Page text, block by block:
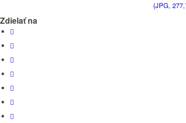
(JPG,
Zdielať na